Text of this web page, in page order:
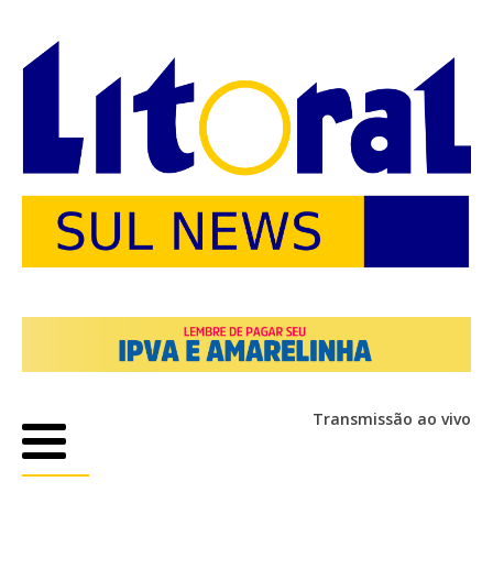
Transmissão ao vivo